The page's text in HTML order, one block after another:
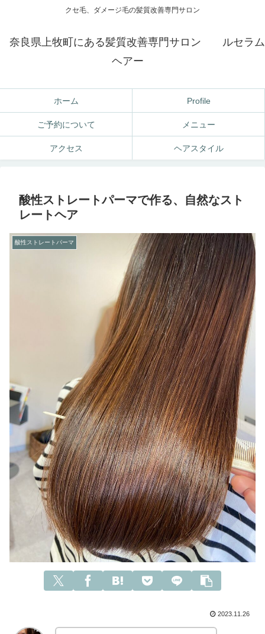
クセ毛、ダメージ毛の髪質改善専門サロン
奈良県上牧町にある髪質改善専門サロン ルセラム
ヘアー
ホーム Profile
ご予約について メニュー
アクセス ヘアスタイル
酸性ストレートパーマで作る、自然なスト
レートヘア
酸性ストレートパーマ
2023.11.26